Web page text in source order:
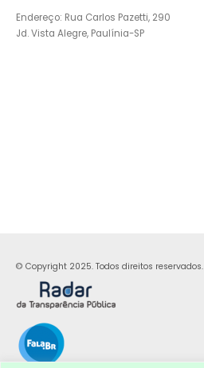
Endereço: Rua Carlos Pazetti, 290
Jd. Vista Alegre, Paulínia-SP
© Copyright 2025. Todos direitos reservados.